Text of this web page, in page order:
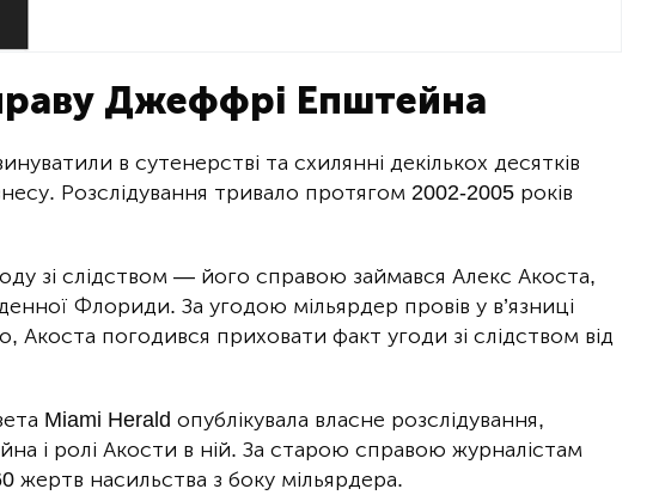
Джеффрі Епштейна
в сутенерстві та схилянні декількох десятків
Розслідування тривало протягом 2002-2005 років
зі слідством — його справою займався Алекс Акоста,
Флориди. За угодою мільярдер провів у в’язниці
Акоста погодився приховати факт угоди зі слідством від
Miami Herald опублікувала власне розслідування,
і ролі Акости в ній. За старою справою журналістам
жертв насильства з боку мільярдера.